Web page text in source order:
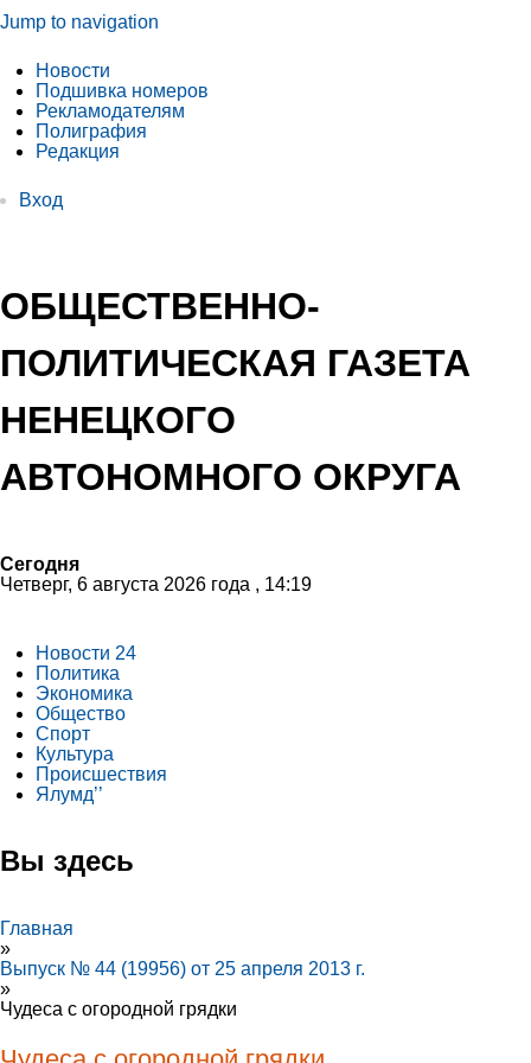
Jump to navigation
Новости
Подшивка номеров
Рекламодателям
Полиграфия
Редакция
Вход
ОБЩЕСТВЕННО-
ПОЛИТИЧЕСКАЯ ГАЗЕТА
НЕНЕЦКОГО
АВТОНОМНОГО ОКРУГА
Сегодня
Четверг, 6 августа 2026 года , 14:19
Новости 24
Политика
Экономика
Общество
Спорт
Культура
Происшествия
Ялумд’’
Вы здесь
Главная
»
Выпуск № 44 (19956) от 25 апреля 2013 г.
»
Чудеса с огородной грядки